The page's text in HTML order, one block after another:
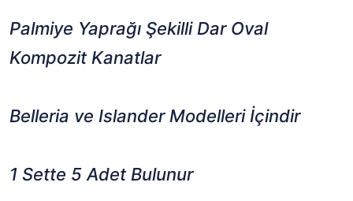
Palmiye Yaprağı ŞekilliDar Oval
Kompozit Kanatlar
Belleria ve Islander Modelleri İçindir
1 Sette 5 Adet Bulunur